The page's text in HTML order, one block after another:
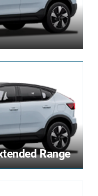
Range